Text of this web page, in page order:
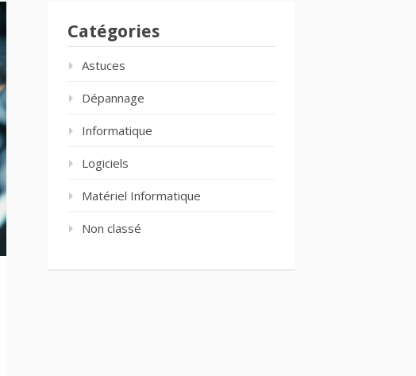
Catégories
Astuces
Dépannage
Informatique
Logiciels
Matériel Informatique
Non classé